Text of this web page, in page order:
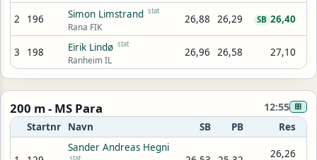
2 196 Simon Limstrand stat
Rana FIK
26,88 26,29 26,40
SB
3 198 Eirik Lindø stat
Ranheim IL
26,96 26,58 27,10
200 m - MS Para 12:55 ⊞
Startnr Navn SB PB Res
Sander Andreas Hegni
stat
26,26